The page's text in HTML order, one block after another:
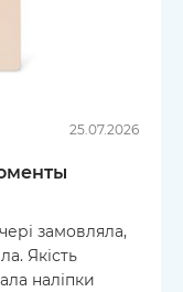
25.07.2026
замовляла,
Якість
наліпки